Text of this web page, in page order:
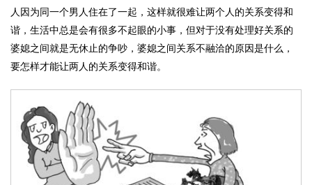
人因为同一个男人住在了一起，这样就很难让两个人的关系变得和
谐，生活中总是会有很多不起眼的小事，但对于没有处理好关系的
婆媳之间就是无休止的争吵，婆媳之间关系不融洽的原因是什么，
要怎样才能让两人的关系变得和谐。